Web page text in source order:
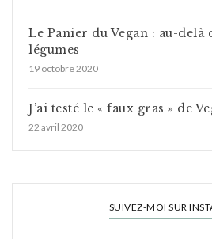
Le Panier du Vegan : au-delà
légumes
19 octobre 2020
J’ai testé le « faux gras » de
22 avril 2020
SUIVEZ-MOI SUR